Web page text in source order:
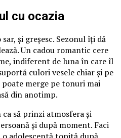
cu ocazia
și greșesc. Sezonul îți dă
Un cadou romantic cere
indiferent de luna în care îl
culori vesele chiar și pe
merge pe tonuri mai
din anotimp.
să prinzi atmosfera și
și după moment. Faci